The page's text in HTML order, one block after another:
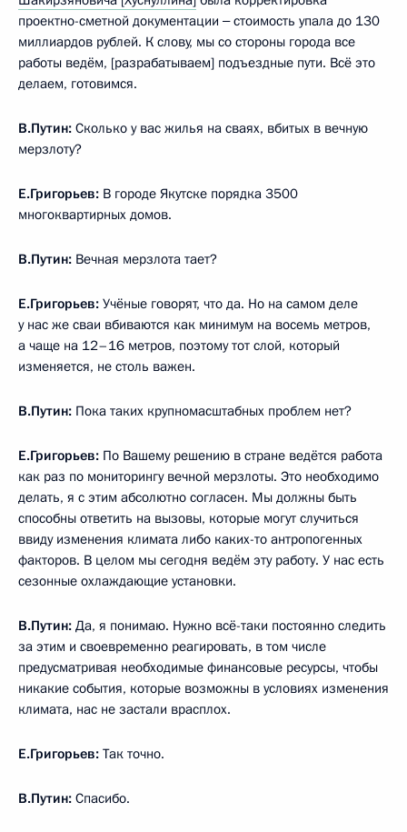
проектно-сметной документации ‒ стоимость упала до 130
миллиардов рублей. К слову, мы со стороны города все
работы ведём, [разрабатываем] подъездные пути. Всё это
делаем, готовимся.
В.Путин: Сколько у вас жилья на сваях, вбитых в вечную
мерзлоту?
Е.Григорьев: В городе Якутске порядка 3500
многоквартирных домов.
В.Путин: Вечная мерзлота тает?
Е.Григорьев: Учёные говорят, что да. Но на самом деле
у нас же сваи вбиваются как минимум на восемь метров,
а чаще на 12–16 метров, поэтому тот слой, который
изменяется, не столь важен.
В.Путин: Пока таких крупномасштабных проблем нет?
Е.Григорьев: По Вашему решению в стране ведётся работа
как раз по мониторингу вечной мерзлоты. Это необходимо
делать, я с этим абсолютно согласен. Мы должны быть
способны ответить на вызовы, которые могут случиться
ввиду изменения климата либо каких-то антропогенных
факторов. В целом мы сегодня ведём эту работу. У нас есть
сезонные охлаждающие установки.
В.Путин: Да, я понимаю. Нужно всё-таки постоянно следить
за этим и своевременно реагировать, в том числе
предусматривая необходимые финансовые ресурсы, чтобы
никакие события, которые возможны в условиях изменения
климата, нас не застали врасплох.
Е.Григорьев: Так точно.
В.Путин: Спасибо.